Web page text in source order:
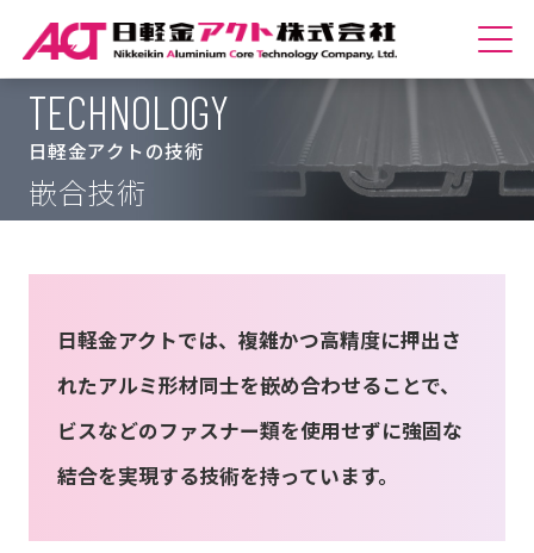
ホームへ
会社紹介
商品紹介
サステナビリティ
採用情報
TECHNOLOGY
日軽金アクトの技術
嵌合技術
日軽金アクトでは、複雑かつ高精度に押出さ
れたアルミ形材同士を嵌め合わせることで、
ビスなどのファスナー類を使用せずに強固な
結合を実現する技術を持っています。